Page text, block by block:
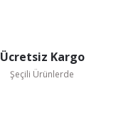
Ücretsiz Kargo
Şeçili Ürünlerde